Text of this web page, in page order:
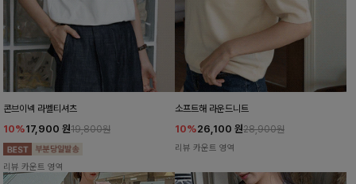
콘브이넥 라벨티셔츠
10%17,900 원19,800원
리뷰 카운트 영역
소프트해 라운드니트
10%26,100 원28,900원
리뷰 카운트 영역